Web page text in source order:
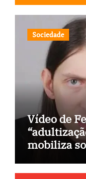
Sociedade
Vídeo de
mobiliza